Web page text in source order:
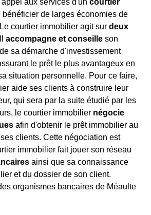
aux services d'un courtier
bénéficier de larges économies de
courtier immobilier agit sur deux
accompagne et conseille son
sa démarche d'investissement
le prêt le plus avantageux en
situation personnelle. Pour ce faire,
aide ses clients à construire leur
qui sera par la suite étudié par les
le courtier immobilier négocie
afin d'obtenir le prêt immobilier au
clients. Cette négociation est
immobilier fait jouer son réseau
ainsi que sa connaissance
et du dossier de son client.
organismes bancaires de Méaulte